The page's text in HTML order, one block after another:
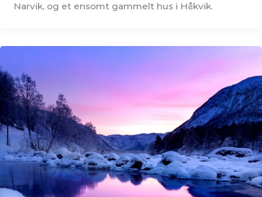
Narvik, og et ensomt gammelt hus i Håkvik.